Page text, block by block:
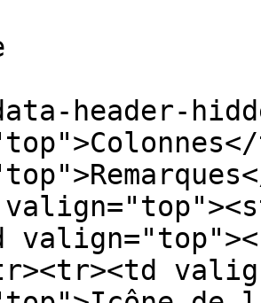
header-